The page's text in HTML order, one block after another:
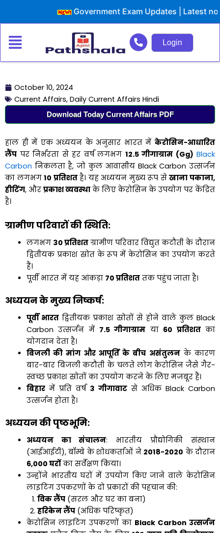
Government Exam Updates | Latest
Login
October 10, 2024
Current Affairs, Daily Current Affairs Hindi
Download Today Current Affairs PDF
हाल ही में एक अध्ययन के अनुसार भारत में केरोसिन-आधारित
लैंप पर निर्भरता से हर वर्ष लगभग 12.5 गीगाग्राम (Gg) Black
Carbon निकलता है, जो कुल आवासीय Black Carbon उत्सर्जन
का लगभग10 प्रतिशतहै। यह अध्ययन मुख्य रूप सेखाना पकाना,
हीटिंग, और प्रकाश व्यवस्था के लिए केरोसिन के उपयोग पर केंद्रित
है।
ग्रामीण परिवारों की स्थिति:
लगभग 30 प्रतिशतग्रामीण परिवार विद्युत कटौती के दौरान
द्वितीयक प्रकाश स्रोत के रूप में केरोसिन का उपयोग करते
हैं।
पूर्वी भारत में यह आंकड़ा 70 प्रतिशततक पहुंच जाता है।
अध्ययन के मुख्य निष्कर्ष:
पूर्वी भारतद्वितीयक प्रकाश स्रोतों से होने वाले कुल Black
Carbon उत्सर्जन में 7.5गीगाग्राम या 60 प्रतिशतका
योगदान देता है।
बिजली की मांग और आपूर्ति के बीच असंतुलनके कारण
बार-बार बिजली कटौती के चलते लोग केरोसिन जैसे गैर-
स्वच्छ प्रकाश स्रोतों का उपयोग करने के लिए मजबूर हैं।
बिहारमें प्रति वर्ष 3 गीगावाटसे अधिक Black Carbon
उत्सर्जन होता है।
अध्ययन की पृष्ठभूमि:
अध्ययन का संचालन: भारतीय प्रौद्योगिकी संस्थान
(आईआईटी), बॉम्बे के शोधकर्ताओं ने 2018-2020 के दौरान
6,000 घरोंका सर्वेक्षण किया।
उन्होंने भारतीय घरों में उपयोग किए जाने वाले केरोसिन
लाइटिंग उपकरणों के दो प्रकारों की पहचान की:
विक लैंप(सरल और घर का बना)
हरिकेन लैंप(अधिक परिष्कृत)
केरोसिन लाइटिंग उपकरणों का Black Carbon उत्सर्जन